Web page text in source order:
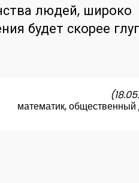
людей, широко
будет скорее
математик,